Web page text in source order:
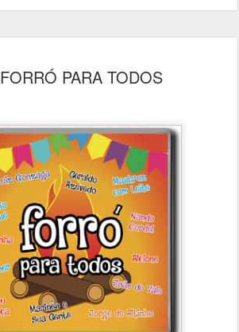
FORRÓ PARA TODOS